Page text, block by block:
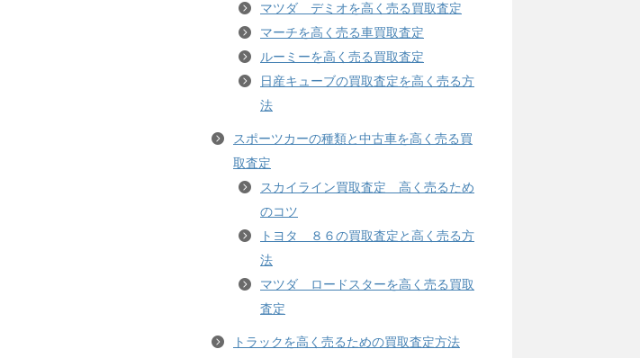
マツダ デミオを高く売る買取査定
マーチを高く売る車買取査定
ルーミーを高く売る買取査定
日産キューブの買取査定を高く売る方
法
スポーツカーの種類と中古車を高く売る買
取査定
スカイライン買取査定 高く売るため
のコツ
トヨタ ８６の買取査定と高く売る方
法
マツダ ロードスターを高く売る買取
査定
トラックを高く売るための買取査定方法